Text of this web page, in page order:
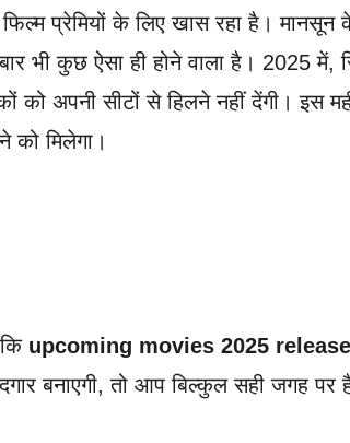
फिल्म प्रेमियों के लिए खास रहा है।
भी कुछ ऐसा ही होने वाला है। 2025 में,
को अपनी सीटों से हिलने नहीं देंगी। इस
को मिलेगा।
upcoming movies 2025
बनाएगी, तो आप बिल्कुल सही जगह पर